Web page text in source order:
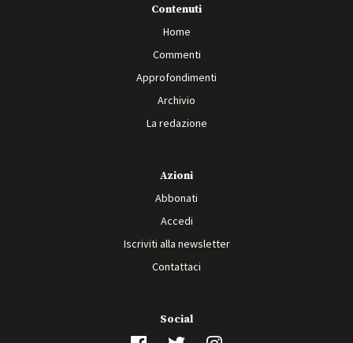
Contenuti
Home
Commenti
Approfondimenti
Archivio
La redazione
Azioni
Abbonati
Accedi
Iscriviti alla newsletter
Contattaci
Social